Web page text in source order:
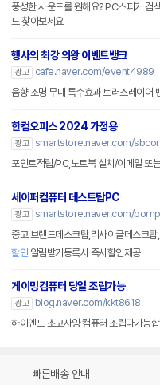
풍성한 사운드를 원해요? PC스피커 검
드 찾아보세요
행사의 최강 의왕 이벤트뱅크
광고
cafe.naver.com/event4989
음향 조명 무대 특수효과 트러스레이어
한컴오피스 2024 가정용
광고 smartstore.naver.com/
포인트적립/PC,노트북 설치/이메일 또
세이퍼컴퓨터 데스트탑PC
광고 smartstore.naver.com/
중고 브랜드데스크탑,리사이클데스크
할인 알림받기등록시 즉시할인제공
게이밍컴퓨터 당일 조립가능
광고
blog.naver.com/kkt8618
하이엔드 초고사양 컴퓨터 조립다가능
빠른배송 안내